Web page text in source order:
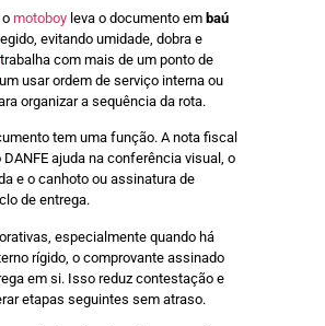
motoboy leva o documento em baú
evitando umidade, dobra e
trabalha com mais de um ponto de
usar ordem de serviço interna ou
organizar a sequência da rota.
tem uma função. A nota fiscal
ajuda na conferência visual, o
e o canhoto ou assinatura de
de entrega.
especialmente quando há
rígido, o comprovante assinado
em si. Isso reduz contestação e
etapas seguintes sem atraso.